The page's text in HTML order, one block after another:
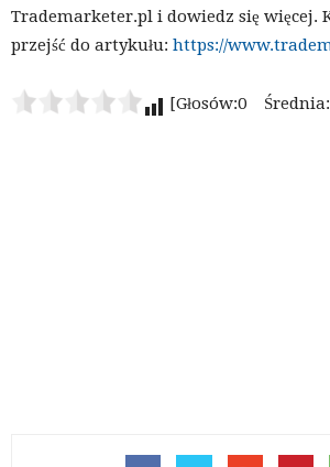
Trademarketer.pl i dowiedz się
przejść do artykułu: https://
[Głosów:0